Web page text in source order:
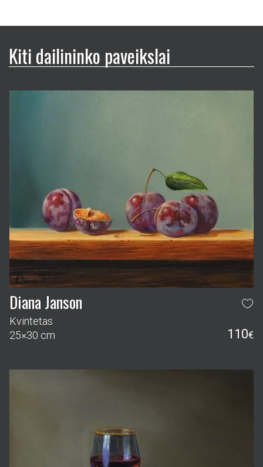
Kiti dailininko paveikslai
Diana Janson
Kvintetas
25×30 cm
110€